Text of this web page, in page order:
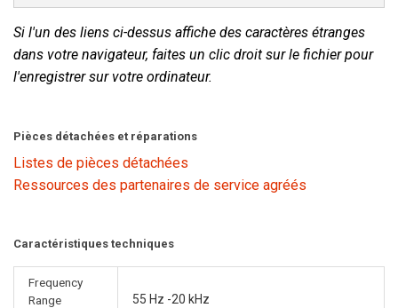
Si l'un des liens ci-dessus affiche des caractères étranges
dans votre navigateur, faites un clic droit sur le fichier pour
l'enregistrer sur votre ordinateur.
Pièces détachées et réparations
Listes de pièces détachées
Ressources des partenaires de service agréés
Caractéristiques techniques
Frequency
Range
55 Hz -20 kHz